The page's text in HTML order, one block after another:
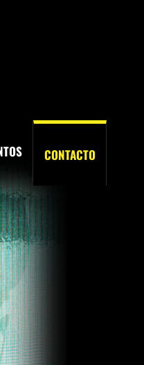
CONTACTO